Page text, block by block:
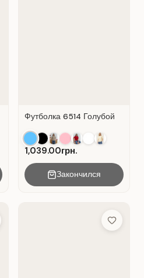
Футболка 6514 Голубой
1,039.00грн.
Закончился
to Wish List Add to